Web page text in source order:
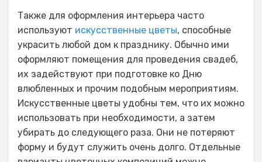
Также для оформления интерьера часто
используют искусственные цветы, способные
украсить любой дом к празднику. Обычно ими
оформляют помещения для проведения свадеб,
их задействуют при подготовке ко Дню
влюбленных и прочим подобным мероприятиям.
Искусственные цветы удобны тем, что их можно
использовать при необходимости, а затем
убирать до следующего раза. Они не потеряют
форму и будут служить очень долго. Отдельные